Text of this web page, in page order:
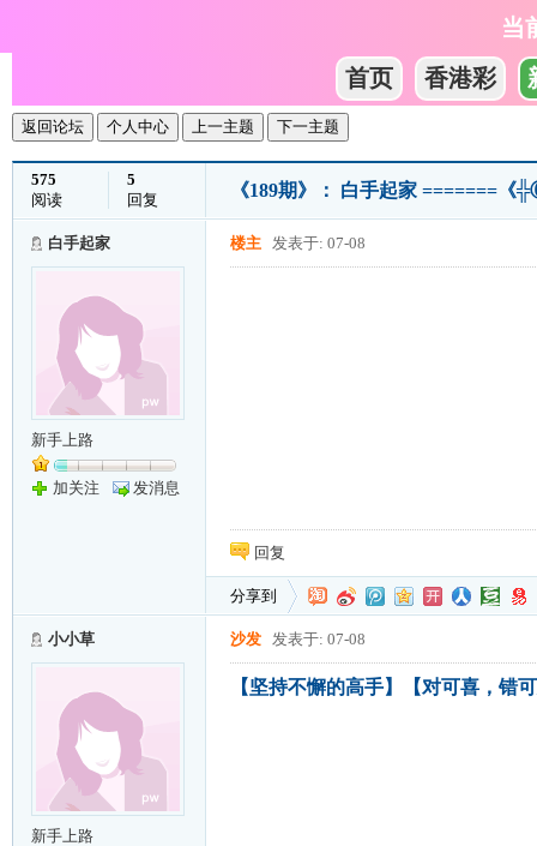
当
首页
香港彩
返回论坛 个人中心 上一主题 下一主题
575
阅读
5
回复
《189期》： 白手起家 =======
白手起家
新手上路
加关注 发消息
楼主 发表于: 07-08
回复
分享到
小小草
新手上路
沙发 发表于: 07-08
【坚持不懈的高手】【对可喜，错